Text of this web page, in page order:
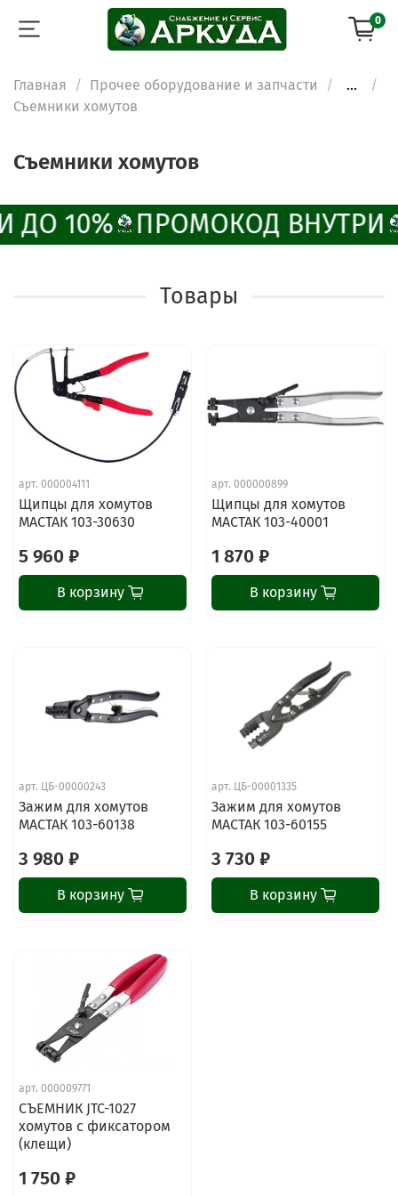
0
Главная Прочее оборудование и запчасти
...
Съемники хомутов
Съемники хомутов
ДО 10% ПРОМОКОД ВНУТРИ
Товары
арт. 000004111
Щипцы для хомутов
МАСТАК 103-30630
5 960 ₽
В корзину
арт. 000000899
Щипцы для хомутов
МАСТАК 103-40001
1 870 ₽
В корзину
арт. ЦБ-00000243
Зажим для хомутов
МАСТАК 103-60138
3 980 ₽
В корзину
арт. ЦБ-00001335
Зажим для хомутов
МАСТАК 103-60155
3 730 ₽
В корзину
арт. 000009771
СЪЕМНИК JTC-1027
хомутов с фиксатором
(клещи)
1 750 ₽
ChatApp
online
Наши мессенджеры
Свяжитесь с нами через любой удобный
мессенджер!